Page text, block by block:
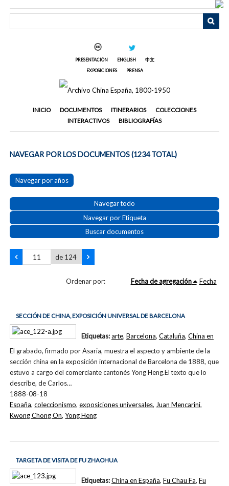
PRESENTACIÓN ENGLISH
中文
EXPOSICIONES
PRENSA
INICIO DOCUMENTOS ITINERARIOS
COLECCIONES
INTERACTIVOS
BIBLIOGRAFÍAS
NAVEGAR POR LOS DOCUMENTOS (1234 TOTAL)
Navegar por años
Navegar todo
Navegar por Etiqueta
Buscar documentos
de 124
Ordenar por: Fecha de agregación Fecha
SECCIÓN DE CHINA, EXPOSICIÓN UNIVERSAL DE BARCELONA
El grabado, firmado por Asaria, muestra el aspecto y ambiente de la
sección china en la exposición internacional de Barcelona de 1888, que
estuvo a cargo del comerciante cantonés Yong Heng.El texto que lo
describe, de Carlos…
1888-08-18
Etiquetas:arte, Barcelona, Cataluña, China en
España,coleccionismo,exposiciones universales, Juan Mencarini,
Kwong Chong On,Yong Heng
TARGETA DE VISITA DE FU ZHAOHUA
Etiquetas:China en España, Fu Chau Fa, Fu